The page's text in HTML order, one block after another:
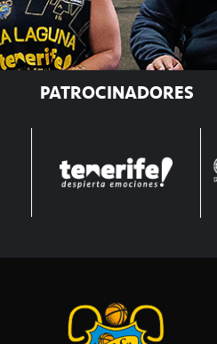
PATROCINADORES